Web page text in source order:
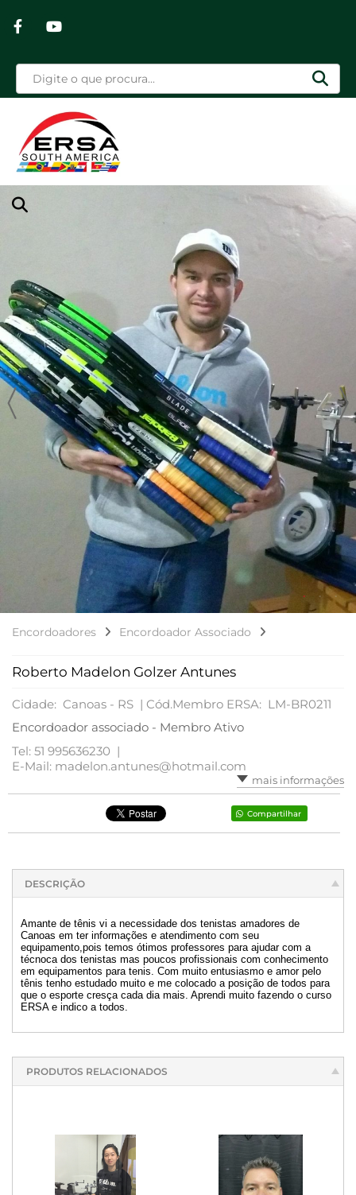
Encordoadores Encordoador Associado
Roberto Madelon Golzer Antunes
Cidade: Canoas - RS | Cód.Membro ERSA: LM-BR0211
Encordoador associado - Membro Ativo
Tel: 51 995636230 |
E-Mail: madelon.antunes@hotmail.com
mais informações
Compartilhar
DESCRIÇÃO
Amante de tênis vi a necessidade dos tenistas amadores de
Canoas em ter informações e atendimento com seu
equipamento,pois temos ótimos professores para ajudar com a
técnoca dos tenistas mas poucos profissionais com conhecimento
em equipamentos para tenis. Com muito entusiasmo e amor pelo
tênis tenho estudado muito e me colocado a posição de todos para
que o esporte cresça cada dia mais. Aprendi muito fazendo o curso
ERSA e indico a todos.
PRODUTOS RELACIONADOS